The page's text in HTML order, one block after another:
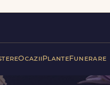
Ocazii PlanteFunerare